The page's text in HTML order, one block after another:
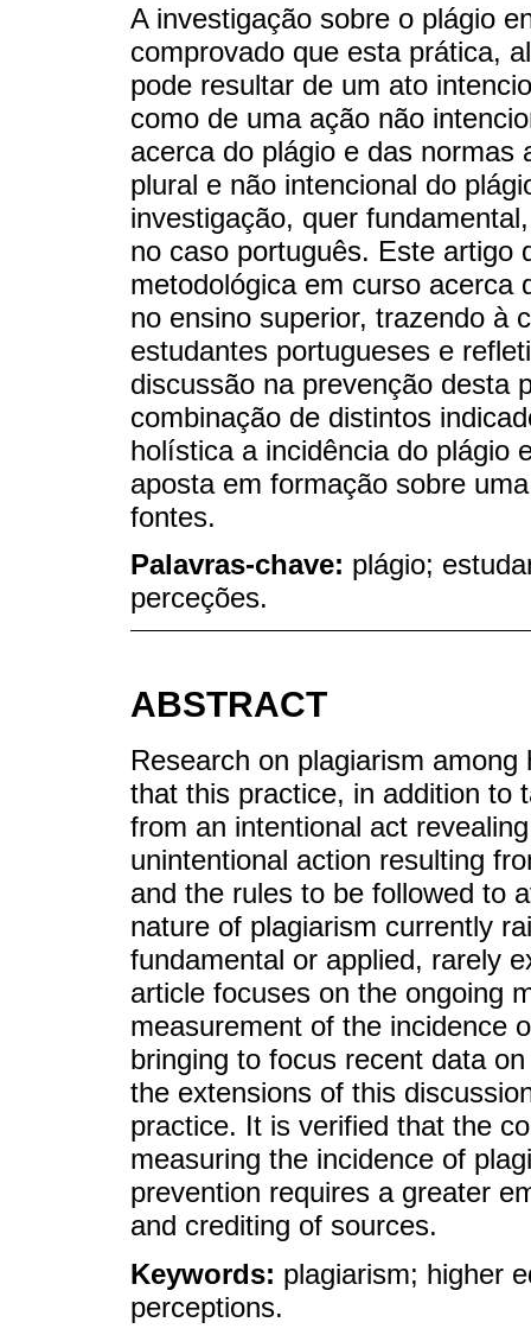
A investigação sobre o plágio
comprovado que esta prática,
pode resultar de um ato
como de uma ação não
acerca do plágio e das
plural e não intencional do
investigação, quer
no caso português. Este artigo
metodológica em curso acerca
no ensino superior, trazendo à
estudantes portugueses e
discussão na prevenção desta
combinação de distintos
holística a incidência do plágio
aposta em formação sobre
fontes.
Palavras-chave: plágio;
perceções.
ABSTRACT
Research on plagiarism
that this practice, in addition to
from an intentional act
unintentional action resulting
and the rules to be followed to
nature of plagiarism currently
fundamental or applied, rarely
article focuses on the ongoing
measurement of the incidence
bringing to focus recent data
the extensions of this
practice. It is verified that the
measuring the incidence of
prevention requires a greater
and crediting of sources.
Keywords: plagiarism; higher
perceptions.